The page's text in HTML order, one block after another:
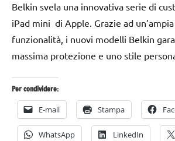
2016
Belkin svela una innovativa serie di
iPad mini di Apple. Grazie ad
funzionalità, i nuovi modelli Belkin
massima protezione e uno stile
Per condividere:
E-mail Stampa
WhatsApp LinkedIn